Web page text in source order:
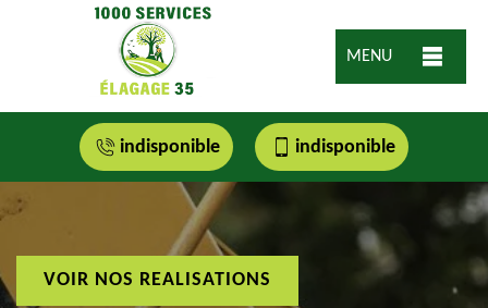
MENU
indisponible indisponible
VOIR NOS REALISATIONS